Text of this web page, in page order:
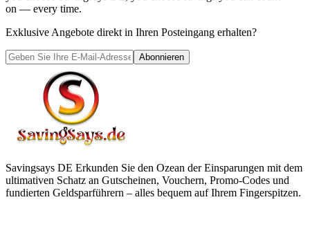
on — every time.
Exklusive Angebote direkt in Ihren Posteingang erhalten?
Abonnieren
Savingsays DE Erkunden Sie den Ozean der Einsparungen mit dem
ultimativen Schatz an Gutscheinen, Vouchern, Promo-Codes und
fundierten Geldsparführern – alles bequem auf Ihrem Fingerspitzen.